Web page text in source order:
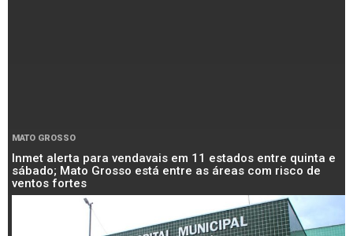
MATO GROSSO
Inmet alerta para vendavais em 11 estados entre quinta e
sábado; Mato Grosso está entre as áreas com risco de
ventos fortes